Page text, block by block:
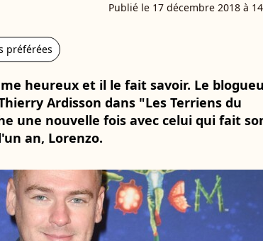
Publié le 17 décembre 2018 à
préférées
heureux et il le fait savoir. Le
Ardisson dans "Les Terriens du
une nouvelle fois avec celui qui fait
an, Lorenzo.